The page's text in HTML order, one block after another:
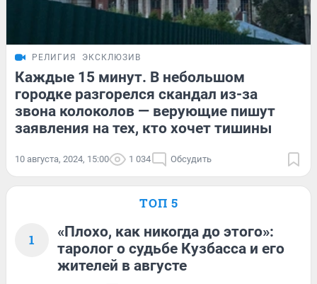
РЕЛИГИЯ ЭКСКЛЮЗИВ
Каждые 15 минут. В небольшом
городке разгорелся скандал из-за
звона колоколов — верующие пишут
заявления на тех, кто хочет тишины
10 августа, 2024, 15:00 1 034 Обсудить
ТОП 5
1
«Плохо, как никогда до этого»:
таролог о судьбе Кузбасса и его
жителей в августе